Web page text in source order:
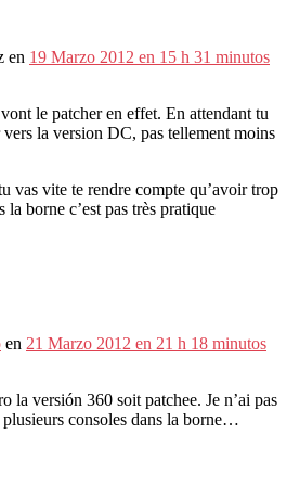
en 19 Marzo 2012 en 15 h 31 minutos
le patcher en effet. En attendant tu
la version DC, pas tellement moins
vas vite te rendre compte qu’avoir trop
la borne c’est pas très pratique
en 21 Marzo 2012 en 21 h 18 minutos
la versión 360 soit patchee. Je n’ai pas
consoles dans la borne…